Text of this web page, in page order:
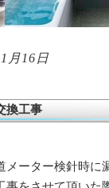
月16日
換工事
メーター検針時に